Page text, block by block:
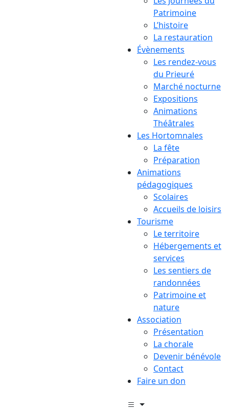
Patrimoine
L’histoire
La restauration
Évènements
Les rendez-vous
du Prieuré
Marché nocturne
Expositions
Animations
Théâtrales
Les Hortomnales
La fête
Préparation
Animations
pédagogiques
Scolaires
Accueils de loisirs
Tourisme
Le territoire
Hébergements et
services
Les sentiers de
randonnées
Patrimoine et
nature
Association
Présentation
La chorale
Devenir bénévole
Contact
Faire un don